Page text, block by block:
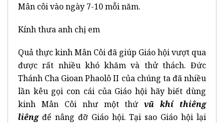
Mân côi vào ngày 7-10 mỗi năm.
Kính thưa anh chị em
Quả thực kinh Mân Côi đã giúp Giáo hội vượt qua
được rất nhiều khó khăm và thử thách. Đức
Thánh Cha Gioan Phaolô II của chúng ta đã nhiều
lần kêu gọi con cái của Giáo hội hãy biết dùng
kinh Mân Côi như một thứ vũ khí thiêng
liêng để nâng đỡ Giáo hội. Tại sao Giáo hội lại